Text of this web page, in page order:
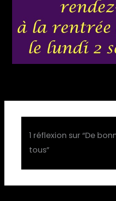
1 réflexion sur “De
tous”